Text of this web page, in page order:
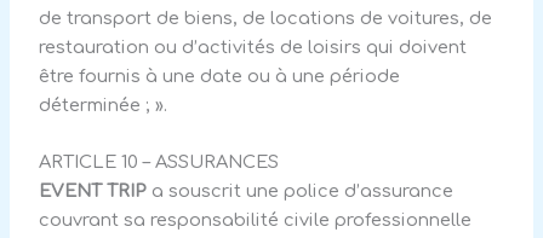
de transport de biens, de locations de voitures, de
restauration ou d’activités de loisirs qui doivent
être fournis à une date ou à une période
déterminée ; ».
ARTICLE 10 – ASSURANCES
EVENT TRIP a souscrit une police d’assurance
couvrant sa responsabilité civile professionnelle